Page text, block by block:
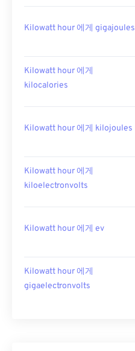
Kilowatt hour 에게 gigajoules
Kilowatt hour 에게
kilocalories
Kilowatt hour 에게 kilojoules
Kilowatt hour 에게
kiloelectronvolts
Kilowatt hour 에게 ev
Kilowatt hour 에게
gigaelectronvolts